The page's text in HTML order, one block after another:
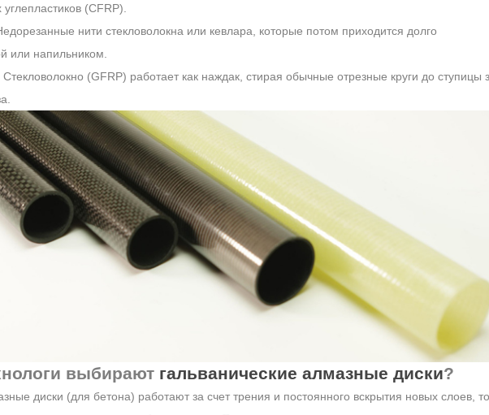
(CFRP).
нити стекловолокна или кевлара, которые потом приходится долго
или напильником.
Стекловолокно (GFRP) работает как наждак, стирая обычные отрезные круги до ступицы
выбирают гальванические алмазные диски?
диски (для бетона) работают за счет трения и постоянного вскрытия новых слоев, то